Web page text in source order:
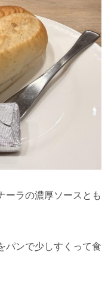
ーラの濃厚ソースとも
パンで少しすくって食